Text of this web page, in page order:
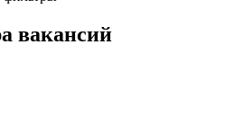
вакансий